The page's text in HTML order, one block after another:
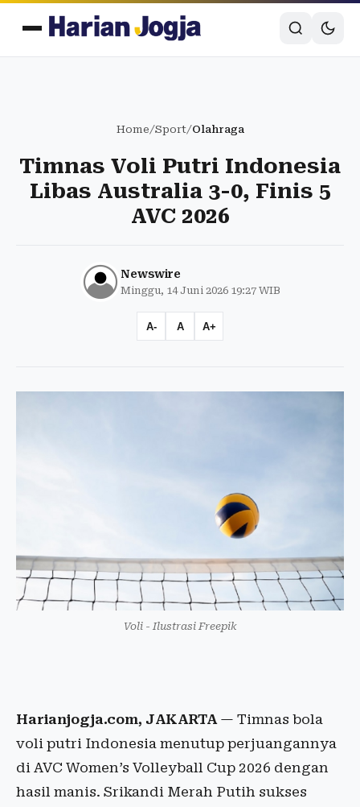
Home/Sport/Olahraga
Timnas Voli Putri Indonesia
Libas Australia 3-0, Finis 5
AVC 2026
Newswire
Minggu, 14 Juni 2026 19:27 WIB
A- A A+
Voli - Ilustrasi Freepik
Harianjogja.com, JAKARTA— Timnas bola
voli putri Indonesia menutup perjuangannya
di AVC Women’s Volleyball Cup 2026 dengan
hasil manis. Srikandi Merah Putih sukses